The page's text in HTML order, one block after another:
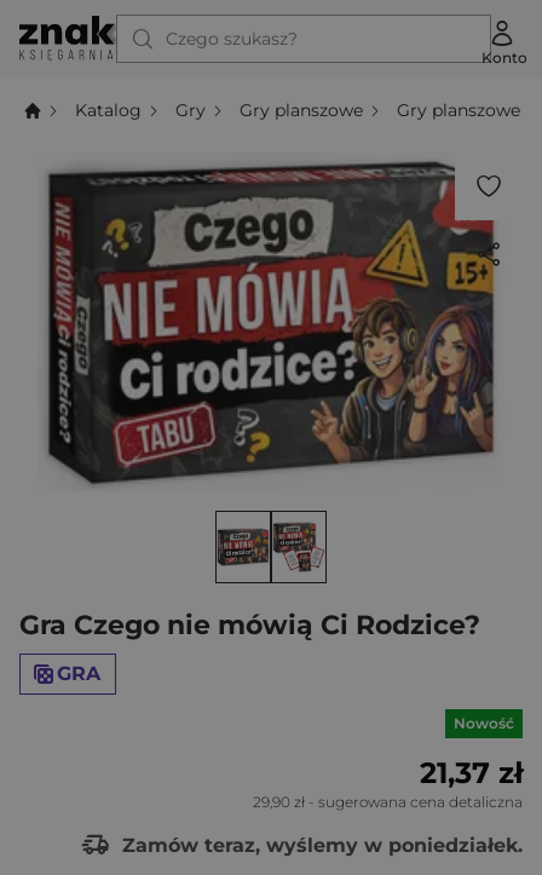
Czego szukasz?
Konto
Katalog Gry Gry planszowe Gry planszowe
Gra Czego nie mówią Ci Rodzice?
GRA
Nowość
21,37 zł
29,90 zł - sugerowana cena detaliczna
Zamów teraz, wyślemy w poniedziałek.